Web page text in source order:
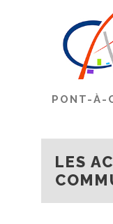
PONT-À-
LES